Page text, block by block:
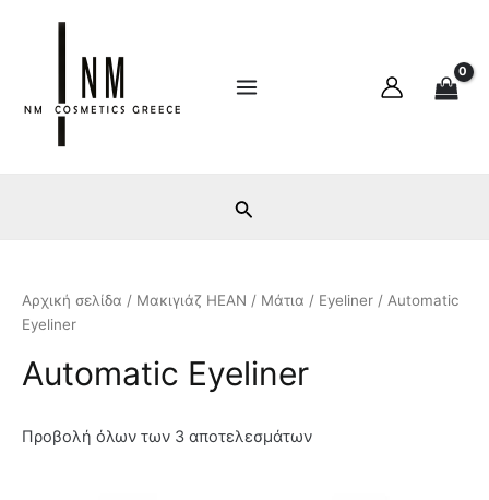
περιεχόμενο
χ
Αρχική σελίδα / Μακιγιάζ HEAN / Μάτια / Eyeliner / Automatic
Eyeliner
Automatic Eyeliner
Προβολή όλων των 3 αποτελεσμάτων